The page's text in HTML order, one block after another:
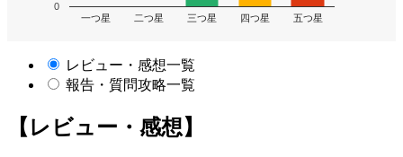
一つ星 二つ星 三つ星 四つ星 五つ星
0
レビュー・感想一覧
報告・質問攻略一覧
【レビュー・感想】